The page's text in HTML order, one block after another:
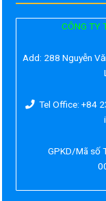
CÔNG TY
Add: 288 Nguyễn
Tel Office: +84
GPKD/Mã số